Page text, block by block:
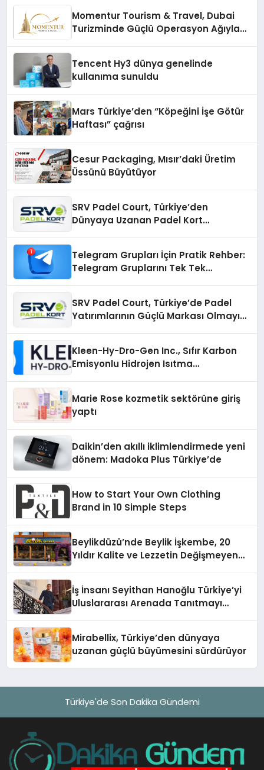
Momentur Tourism & Travel, Dubai
Turizminde Güçlü Operasyon Ağıyla
Tencent Hy3 dünya genelinde
kullanıma sunuldu
Mars Türkiye’den “Köpeğini İşe Götür
Haftası” çağrısı
Cesur Packaging, Mısır’daki Üretim
Üssünü Büyütüyor
SRV Padel Court, Türkiye’den
Dünyaya Uzanan Padel Kort
Telegram Grupları İçin Pratik Rehber:
Telegram Gruplarını Tek Tek
SRV Padel Court, Türkiye’de Padel
Yatırımlarının Güçlü Markası Olmayı
Kleen-Hy-Dro-Gen Inc., Sıfır Karbon
Emisyonlu Hidrojen Isıtma
Marie Rose kozmetik sektörüne giriş
yaptı
Daikin’den akıllı iklimlendirmede yeni
dönem: Madoka Plus Türkiye’de
How to Start Your Own Clothing
Brand in 10 Simple Steps
Beylikdüzü’nde Beylik İşkembe, 20
Yıldır Kalite ve Lezzetin Değişmeyen
İş İnsanı Seyithan Hanoğlu Türkiye’yi
Uluslararası Arenada Tanıtmayı
Mirabellix, Türkiye’den dünyaya
uzanan güçlü büyümesini sürdürüyor
Türkiye'de Son Dakika Gündemi